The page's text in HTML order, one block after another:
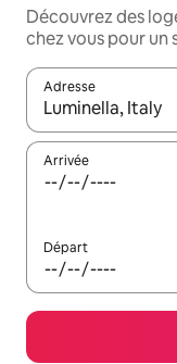
Découvrez des
chez vous pour un
Adresse
Lorsque les
Arrivée
Départ